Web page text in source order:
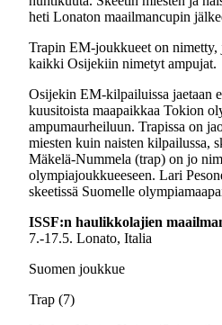
heti Lonaton maailmancupin
Trapin EM-joukkueet on nimetty,
kaikki Osijekiin nimetyt ampujat.
Osijekin EM-kilpailuissa jaetaan
kuusitoista maapaikkaa Tokion
ampumaurheiluun. Trapissa on
miesten kuin naisten kilpailussa,
Mäkelä-Nummela (trap) on jo
olympiajoukkueeseen. Lari
skeetissä Suomelle
ISSF:n haulikkolajien
7.-17.5. Lonato, Italia
Suomen joukkue
Trap (7)